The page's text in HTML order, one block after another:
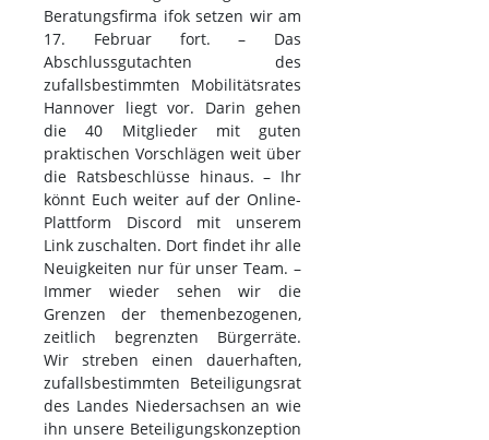
Beratungsfirma ifok setzen wir am
17. Februar fort. – Das
Abschlussgutachten des
zufallsbestimmten Mobilitätsrates
Hannover liegt vor. Darin gehen
die 40 Mitglieder mit guten
praktischen Vorschlägen weit über
die Ratsbeschlüsse hinaus. – Ihr
könnt Euch weiter auf der Online-
Plattform Discord mit unserem
Link zuschalten. Dort findet ihr alle
Neuigkeiten nur für unser Team. –
Immer wieder sehen wir die
Grenzen der themenbezogenen,
zeitlich begrenzten Bürgerräte.
Wir streben einen dauerhaften,
zufallsbestimmten Beteiligungsrat
des Landes Niedersachsen an wie
ihn unsere Beteiligungskonzeption